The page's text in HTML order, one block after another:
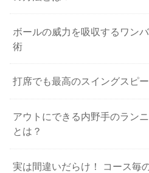
ボールの威力を吸収するワン
術
打席でも最高のスイングスピ
アウトにできる内野手のラン
とは？
実は間違いだらけ！ コース毎